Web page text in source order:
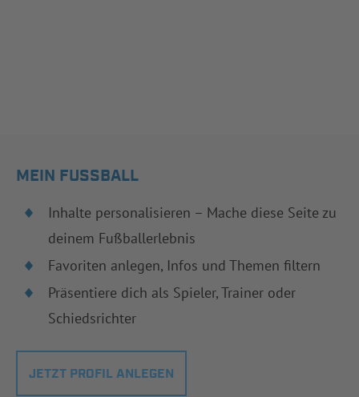
MEIN FUSSBALL
Inhalte personalisieren – Mache diese Seite zu
deinem Fußballerlebnis
Favoriten anlegen, Infos und Themen filtern
Präsentiere dich als Spieler, Trainer oder
Schiedsrichter
JETZT PROFIL ANLEGEN